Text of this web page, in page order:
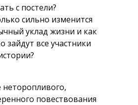
с постели?
сильно изменится
уклад жизни и как
зайдут все участники
неторопливого,
повествования